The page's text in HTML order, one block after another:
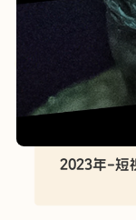
2023年-短